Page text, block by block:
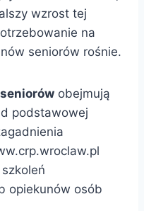
wzrost tej
na
seniorów rośnie.
obejmują
podstawowej
opiekunów osób